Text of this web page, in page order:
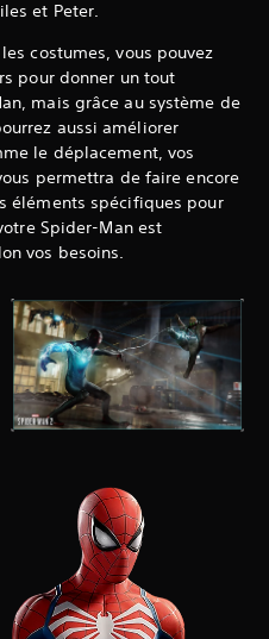
et Peter.
costumes, vous pouvez
pour donner un tout
mais grâce au système de
aussi améliorer
le déplacement, vos
permettra de faire encore
éléments spécifiques pour
Spider-Man est
vos besoins.